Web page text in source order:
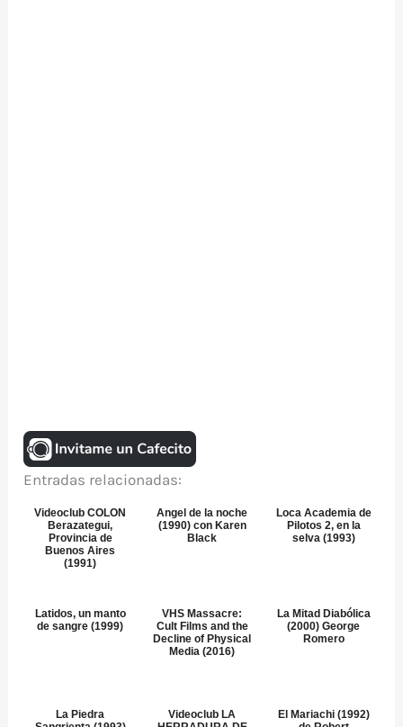
Entradas relacionadas:
Videoclub COLON
Berazategui,
Provincia de
Buenos Aires
(1991)
Angel de la noche
(1990) con Karen
Black
Loca Academia de
Pilotos 2, en la
selva (1993)
Latidos, un manto
de sangre (1999)
VHS Massacre:
Cult Films and the
Decline of Physical
Media (2016)
La Mitad Diabólica
(2000) George
Romero
La Piedra
Videoclub LA
El Mariachi (1992)